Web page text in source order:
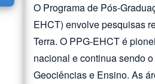
O Programa de Pós-
EHCT) envolve pesquisas
Terra. O PPG-EHCT é
nacional e continua sendo
Geociências e Ensino. As